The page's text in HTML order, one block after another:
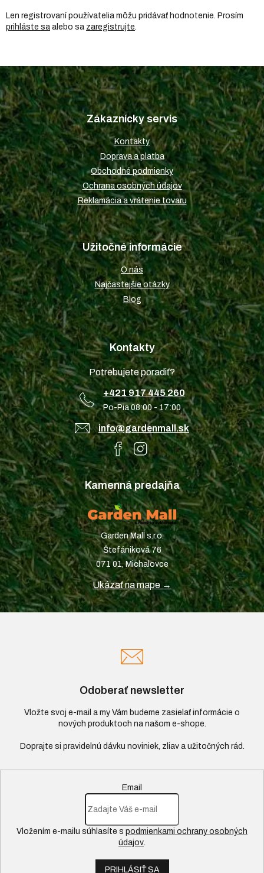
Len registrovaní používatelia môžu pridávať hodnotenie. Prosím
prihláste sa alebo sa zaregistrujte
Z
á
p
ä
t
i
e
Zákaznícky servis
Kontakty
Doprava a platba
Obchodné podmienky
Ochrana osobných údajov
Reklamácia a vrátenie tovaru
Užitočné informácie
O nás
Najčastejšie otázky
Blog
Kontakty
Potrebujete poradiť?
+421 917 445 260
Po-Pia 08:00 - 17:00
info@gardenmall.sk
Kamenná predajňa
Garden Mall s.r.o.
Štefániková 76
071 01, Michalovce
Ukázať na mape →
Odoberať newsletter
Vložte svoj e-mail a my Vám budeme zasielať informácie o
nových produktoch na našom e-shope.
Email
Vložením e-mailu súhlasíte s podmienkami ochrany osobných
údajov.
PRIHLÁSIŤ SA